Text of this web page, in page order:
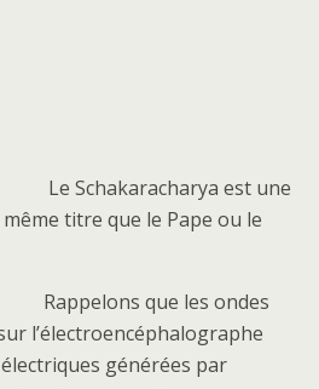
est une
titre que le Pape ou le
que les ondes
l’électroencéphalographe
générées par